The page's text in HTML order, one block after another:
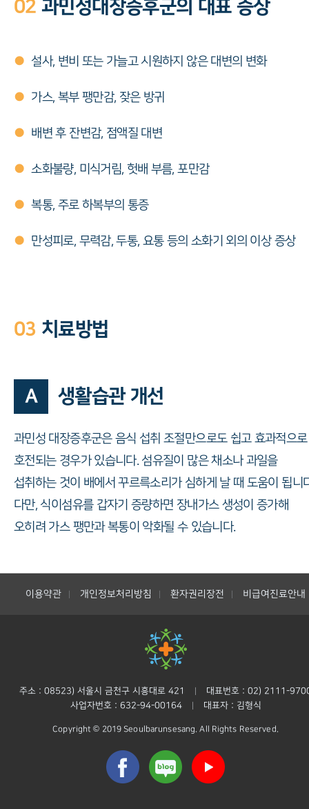
02 과민성대장증후군의 대표 증상
● 설사, 변비 또는 가늘고 시원하지 않은 대변의 변화
● 가스, 복부 팽만감, 잦은 방귀
● 배변 후 잔변감, 점액질 대변
● 소화불량, 미식거림, 헛배 부름, 포만감
● 복통, 주로 하복부의 통증
● 만성피로, 무력감, 두통, 요통 등의 소화기 외의 이상 증상
03 치료방법
A 생활습관 개선
과민성 대장증후군은 음식 섭취 조절만으로도 쉽고 효과적으로
호전되는 경우가 있습니다. 섬유질이 많은 채소나 과일을
섭취하는 것이 배에서 꾸르륵소리가 심하게 날 때 도움이 됩니
다만, 식이섬유를 갑자기 증량하면 장내가스 생성이 증가해
오히려 가스 팽만과 복통이 악화될 수 있습니다.
이용약관 개인정보처리방침 환자권리장전 비급여진료안내
주소 : 08523) 서울시 금천구 시흥대로 421
대표번호 : 02) 2111-
사업자번호 : 632-94-00164
대표자 : 김형식
Copyright © 2019 Seoulbarunsesang. All Rights Reserved.